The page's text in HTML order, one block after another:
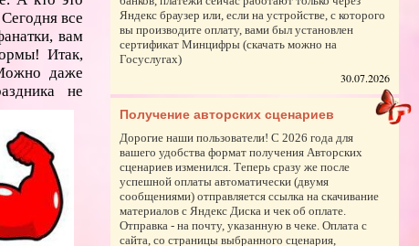
Яндекс браузер или, если на устройстве, с которого
вы производите оплату, вами был установлен
сертификат Минцифры (скачать можно на
Госуслугах)
30.07.2026
Получение авторских сценариев
Дорогие наши пользователи! С 2026 года для
вашего удобства формат получения Авторских
сценариев изменился. Теперь сразу же после
успешной оплаты автоматически (двумя
сообщениями) отправляется ссылка на скачивание
материалов с Яндекс Диска и чек об оплате.
Отправка - на почту, указанную в чеке. Оплата с
сайта, со страницы выбранного сценария,
Сегодня все
вам
Итак,
даже
не